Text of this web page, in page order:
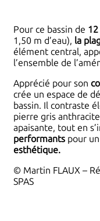
Pour ce bassin de
1,50 m d’eau), la
élément central,
l’ensemble de
Apprécié pour son
crée un espace de
bassin. Il contraste
pierre gris
apaisante, tout en
performants pour
esthétique.
© Martin FLAUX –
SPAS